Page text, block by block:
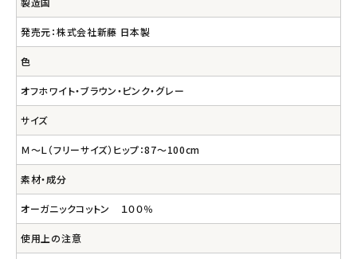
発売元：株式会社新藤 日本製
色
オフホワイト・ブラウン・ピンク・グレー
サイズ
Ｍ～Ｌ（フリーサイズ）ヒップ：87～100cm
素材・成分
オーガニックコットン １００％
使用上の注意